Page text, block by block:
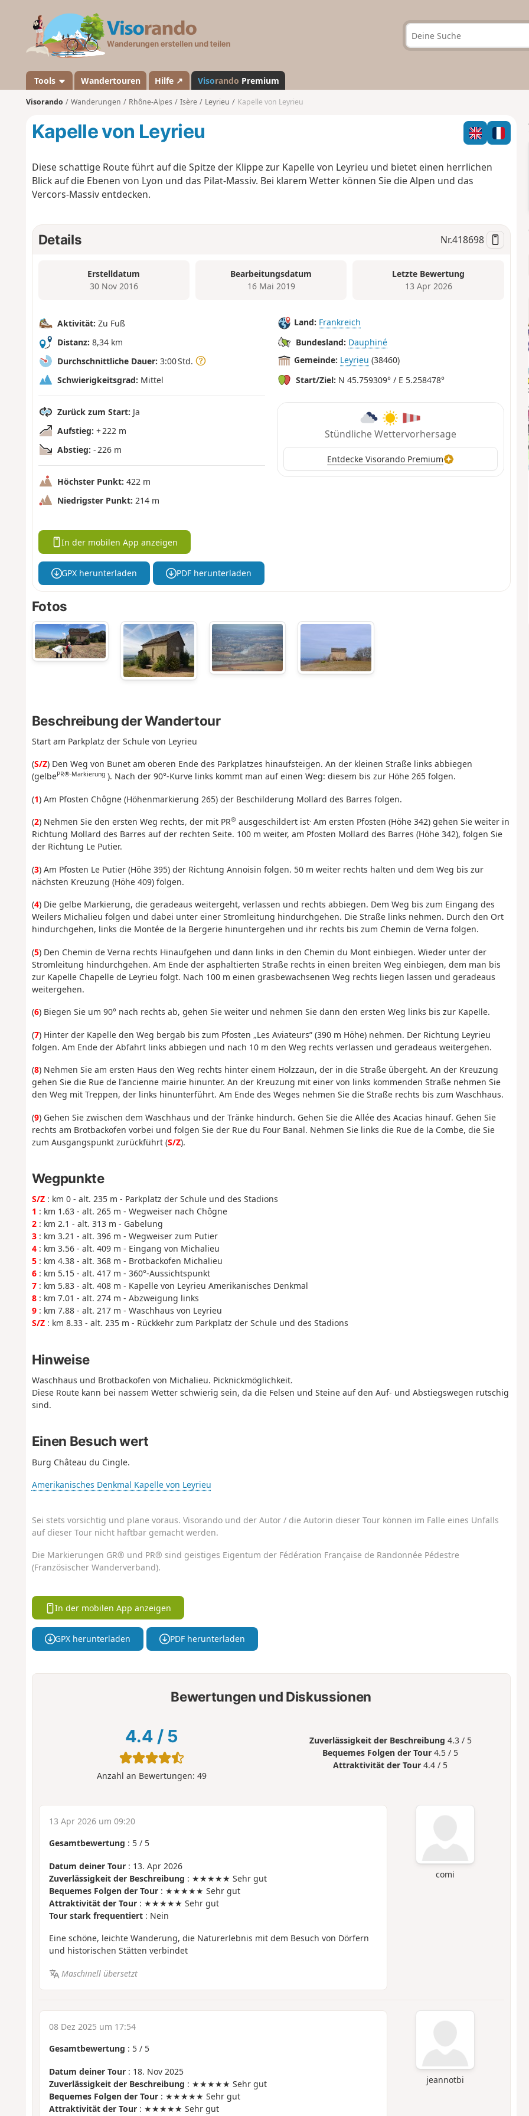
a
n
d
Tools Wandertouren Hilfe ↗ Visorando Premium
Visorando Wanderungen Rhône-Alpes Isère Leyrieu Kapelle von Leyrieu
Kapelle von Leyrieu
Diese schattige Route führt auf die Spitze der Klippe zur Kapelle von Leyrieu und bietet einen herrlichen
Blick auf die Ebenen von Lyon und das Pilat-Massiv. Bei klarem Wetter können Sie die Alpen und das
Vercors-Massiv entdecken.
Details Nr.418698
Erstelldatum
30 Nov 2016
Bearbeitungsdatum
16 Mai 2019
Letzte Bewertung
13 Apr 2026
Aktivität: Zu Fuß
Distanz: 8,34 km
Durchschnittliche Dauer: 3:00 Std.
Schwierigkeitsgrad: Mittel
Zurück zum Start: Ja
Aufstieg: + 222 m
Abstieg: - 226 m
Höchster Punkt: 422 m
Niedrigster Punkt: 214 m
Land: Frankreich
Bundesland: Dauphiné
Gemeinde: Leyrieu (38460)
Start/Ziel: N 45.759309° / E 5.258478°
Stündliche Wettervorhersage
Entdecke Visorando Premium
In der mobilen App anzeigen
GPX herunterladen PDF herunterladen
Fotos
Beschreibung der Wandertour
Start am Parkplatz der Schule von Leyrieu
(S/Z) Den Weg von Bunet am oberen Ende des Parkplatzes hinaufsteigen. An der kleinen Straße links abbiegen
(gelbePR®-Markierung). Nach der 90°-Kurve links kommt man auf einen Weg: diesem bis zur Höhe 265 folgen.
(1) Am Pfosten Chôgne (Höhenmarkierung 265) der Beschilderung Mollard des Barres folgen.
(2) Nehmen Sie den ersten Weg rechts, der mit PR®ausgeschildert ist. Am ersten Pfosten (Höhe 342) gehen Sie weiter in
Richtung Mollard des Barres auf der rechten Seite. 100 m weiter, am Pfosten Mollard des Barres (Höhe 342), folgen Sie
der Richtung Le Putier.
(3) Am Pfosten Le Putier (Höhe 395) der Richtung Annoisin folgen. 50 m weiter rechts halten und dem Weg bis zur
nächsten Kreuzung (Höhe 409) folgen.
(4) Die gelbe Markierung, die geradeaus weitergeht, verlassen und rechts abbiegen. Dem Weg bis zum Eingang des
Weilers Michalieu folgen und dabei unter einer Stromleitung hindurchgehen. Die Straße links nehmen. Durch den Ort
hindurchgehen, links die Montée de la Bergerie hinuntergehen und ihr rechts bis zum Chemin de Verna folgen.
(5) Den Chemin de Verna rechts Hinaufgehen und dann links in den Chemin du Mont einbiegen. Wieder unter der
Stromleitung hindurchgehen. Am Ende der asphaltierten Straße rechts in einen breiten Weg einbiegen, dem man bis
zur Kapelle Chapelle de Leyrieu folgt. Nach 100 m einen grasbewachsenen Weg rechts liegen lassen und geradeaus
weitergehen.
(6) Biegen Sie um 90° nach rechts ab, gehen Sie weiter und nehmen Sie dann den ersten Weg links bis zur Kapelle.
(7) Hinter der Kapelle den Weg bergab bis zum Pfosten „Les Aviateurs” (390 m Höhe) nehmen. Der Richtung Leyrieu
folgen. Am Ende der Abfahrt links abbiegen und nach 10 m den Weg rechts verlassen und geradeaus weitergehen.
(8) Nehmen Sie am ersten Haus den Weg rechts hinter einem Holzzaun, der in die Straße übergeht. An der Kreuzung
gehen Sie die Rue de l'ancienne mairie hinunter. An der Kreuzung mit einer von links kommenden Straße nehmen Sie
den Weg mit Treppen, der links hinunterführt. Am Ende des Weges nehmen Sie die Straße rechts bis zum Waschhaus.
(9) Gehen Sie zwischen dem Waschhaus und der Tränke hindurch. Gehen Sie die Allée des Acacias hinauf. Gehen Sie
rechts am Brotbackofen vorbei und folgen Sie der Rue du Four Banal. Nehmen Sie links die Rue de la Combe, die Sie
zum Ausgangspunkt zurückführt (S/Z).
Wegpunkte
S/Z: km 0 - alt. 235 m - Parkplatz der Schule und des Stadions
1 : km 1.63 - alt. 265 m - Wegweiser nach Chôgne
2: km 2.1 - alt. 313 m - Gabelung
3: km 3.21 - alt. 396 m - Wegweiser zum Putier
4: km 3.56 - alt. 409 m - Eingang von Michalieu
5: km 4.38 - alt. 368 m - Brotbackofen Michalieu
6: km 5.15 - alt. 417 m - 360°-Aussichtspunkt
7: km 5.83 - alt. 408 m - Kapelle von Leyrieu Amerikanisches Denkmal
8: km 7.01 - alt. 274 m - Abzweigung links
9: km 7.88 - alt. 217 m - Waschhaus von Leyrieu
S/Z: km 8.33 - alt. 235 m - Rückkehr zum Parkplatz der Schule und des Stadions
Hinweise
Waschhaus und Brotbackofen von Michalieu. Picknickmöglichkeit.
Diese Route kann bei nassem Wetter schwierig sein, da die Felsen und Steine auf den Auf- und Abstiegswegen rutschig
sind.
Einen Besuch wert
Burg Château du Cingle.
Amerikanisches Denkmal Kapelle von Leyrieu
Sei stets vorsichtig und plane voraus. Visorando und der Autor / die Autorin dieser Tour können im Falle eines Unfalls
auf dieser Tour nicht haftbar gemacht werden.
Die Markierungen GR® und PR® sind geistiges Eigentum der Fédération Française de Randonnée Pédestre
(Französischer Wanderverband).
In der mobilen App anzeigen
GPX herunterladen PDF herunterladen
Bewertungen und Diskussionen
4.4 / 5
Anzahl an Bewertungen: 49
Zuverlässigkeit der Beschreibung 4.3 / 5
Bequemes Folgen der Tour 4.5 / 5
Attraktivität der Tour 4.4 / 5
comi
13 Apr 2026 um 09:20
Gesamtbewertung : 5/ 5
Datum deiner Tour: 13. Apr 2026
Zuverlässigkeit der Beschreibung : ★★★★★ Sehr gut
Bequemes Folgen der Tour: ★★★★★ Sehr gut
Attraktivität der Tour: ★★★★★ Sehr gut
Tour stark frequentiert: Nein
Eine schöne, leichte Wanderung, die Naturerlebnis mit dem Besuch von Dörfern
und historischen Stätten verbindet
Maschinell übersetzt
jeannotbi
08 Dez 2025 um 17:54
Gesamtbewertung : 5/ 5
Datum deiner Tour: 18. Nov 2025
Zuverlässigkeit der Beschreibung : ★★★★★ Sehr gut
Bequemes Folgen der Tour: ★★★★★ Sehr gut
Attraktivität der Tour: ★★★★★ Sehr gut